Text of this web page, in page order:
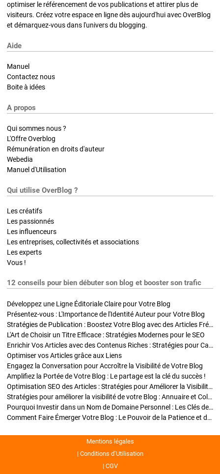
optimiser le référencement de vos publications et attirer plus de
visiteurs. Créez votre espace en ligne dès aujourd'hui avec OverBlog
et démarquez-vous dans l'univers du blogging.
Aide
Manuel
Contactez nous
Boite à idées
A propos
Qui sommes nous ?
L'Offre Overblog
Rémunération en droits d'auteur
Webedia
Manuel d'Utilisation
Qui utilise OverBlog ?
Les créatifs
Les passionnés
Les influenceurs
Les entreprises, collectivités et associations
Les experts
Vous !
12 conseils pour bien débuter son blog et booster son trafic
Développez une Ligne Éditoriale Claire pour Votre Blog
Présentez-vous : L'Importance de l'Identité Auteur pour Votre Blog
Stratégies de Publication : Boostez Votre Blog avec des Articles Fréquents et Exclusifs
L'Art de Choisir un Titre Efficace : Stratégies Modernes pour le SEO
Enrichir Vos Articles avec des Contenus Riches : Stratégies pour Captiver et Optimiser
Optimiser vos Articles grâce aux Liens
Engagez la Conversation pour Accroître la Visibilité de Votre Blog
Amplifiez la Portée de Votre Blog : Le partage est la clé du succès !
Optimisation SEO des Articles : Stratégies pour Améliorer la Visibilité de Votre Blog
Stratégies pour améliorer la visibilité de votre Blog : Annuaire et Collaborations
Pourquoi Investir dans un Nom de Domaine Personnel : Les Clés de la Réussite de Votre Blog
Comment Faire Émerger Votre Blog : Le Pouvoir de la Patience et de la Persévérance
Mentions légales
Conditions d’Utilisation
CGV